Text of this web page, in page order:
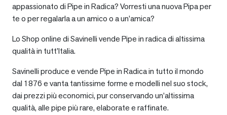
appassionato di Pipe in Radica? Vorresti una nuova Pipa per
te o per regalarla a un amico o a un’amica?
Lo Shop online di Savinelli vende Pipe in radica di altissima
qualità in tutt’Italia.
Savinelli produce e vende Pipe in Radica in tutto il mondo
dal 1876 e vanta tantissime forme e modelli nel suo stock,
dai prezzi più economici, pur conservando un’altissima
qualità, alle pipe più rare, elaborate e raffinate.